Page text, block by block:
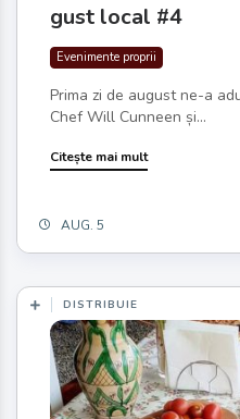
gust local #4
Evenimente proprii
Prima zi de august ne-a
Chef Will Cunneen și...
Citește mai mult
AUG. 5
DISTRIBUIE